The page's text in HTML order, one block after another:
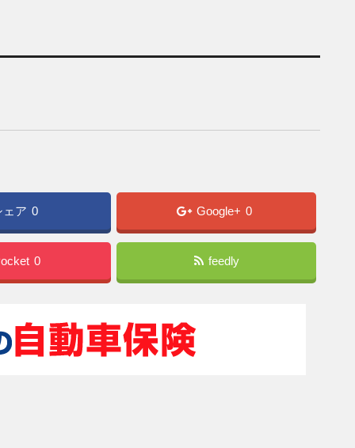
ェア 0 Google+ 0
0 feedly